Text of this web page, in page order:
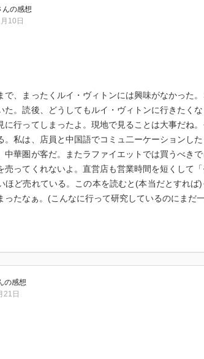
んの感想
10日
で、まったくルイ・ヴィトンには興味がなかった
た。読後、どうしてもルイ・ヴィトンに行きたく
に行ってしまったよ。現地で見ることは大事だね
。私は、店員と中国語でコミュ二ーケーションし
中華圏が客だ。またラファイエットでは買うべき
売ってくれないよ。直営店も営業時間を短くして
ほど売れている。この本を読むと(本当だとすれば
ったなぁ。(こんなに行って研究しているのにまだ
の感想
21日